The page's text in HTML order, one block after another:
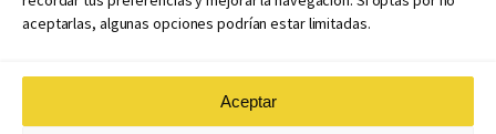
aceptarlas, algunas opciones podrían estar limitadas.
Aceptar
Atribuciones